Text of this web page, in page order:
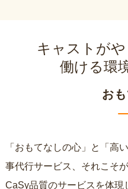
キャストが
働ける環
お
「おもてなしの心」と「高
事代行サービス、それこそ
CaSy品質のサービスを体現